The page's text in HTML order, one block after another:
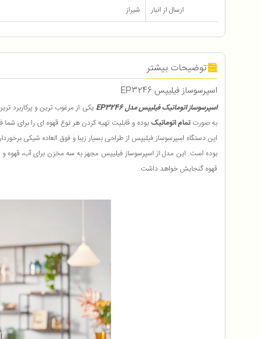
ارسال از انبار
شیراز
توضیحات بیشتر
اسپرسوساز فیلیپس EP3246
اسپرسوساز اتوماتیک فیلیپس مدل EP3246
به صورت تمام اتوماتیک بوده و قابلیت تهیه کردن هر نوع قهوه ای را برای
این دستگاه اسپرسوساز فیلیپس از طراحی بسیار زیبا و فوق العاده شیکی
بوده است. این مدل از اسپرسوساز فیلیپس مجهز به سه مخزن برای آب،
قهوه گنجایش خواهد داشت.